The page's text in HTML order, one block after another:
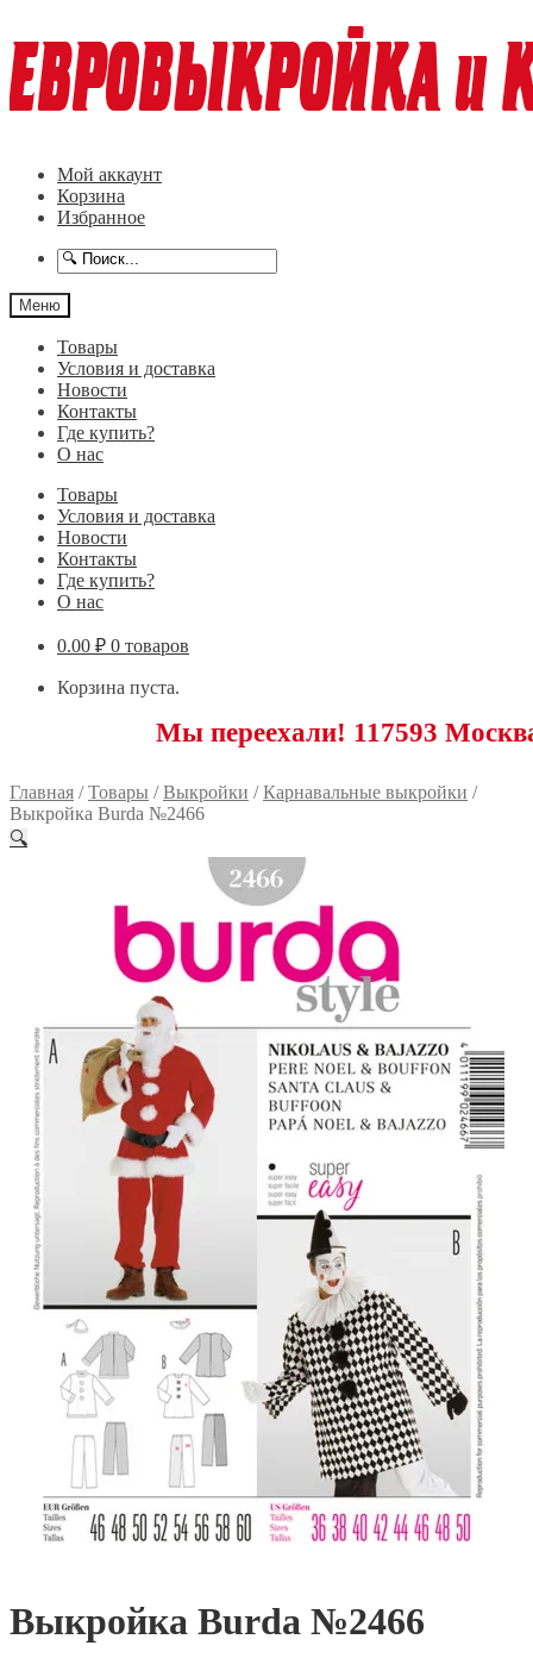
к
навигации
к
содержимому
Мой аккаунт
Корзина
Избранное
Меню
Товары
Условия и доставка
Новости
Контакты
Где купить?
О нас
Товары
Условия и доставка
Новости
Контакты
Где купить?
О нас
0.00 ₽ 0 товаров
Корзина пуста.
Мы переехали! 117593 Москва,
Главная /Товары /Выкройки /Карнавальные выкройки /
Выкройка Burda №2466
🔍
Выкройка Burda №2466